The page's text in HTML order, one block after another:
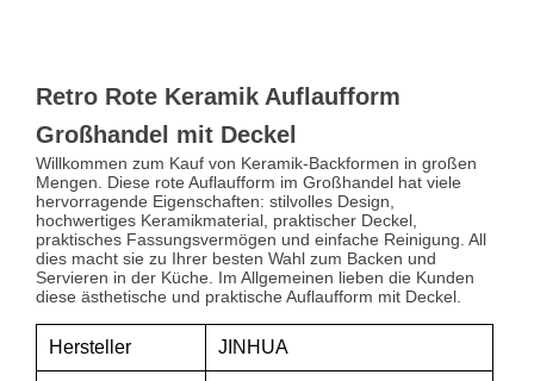
Retro Rote Keramik Auflaufform
Großhandel mit Deckel
Willkommen zum Kauf von Keramik-Backformen in großen
Mengen. Diese rote Auflaufform im Großhandel hat viele
hervorragende Eigenschaften: stilvolles Design,
hochwertiges Keramikmaterial, praktischer Deckel,
praktisches Fassungsvermögen und einfache Reinigung. All
dies macht sie zu Ihrer besten Wahl zum Backen und
Servieren in der Küche. Im Allgemeinen lieben die Kunden
diese ästhetische und praktische Auflaufform mit Deckel.
Hersteller JINHUA